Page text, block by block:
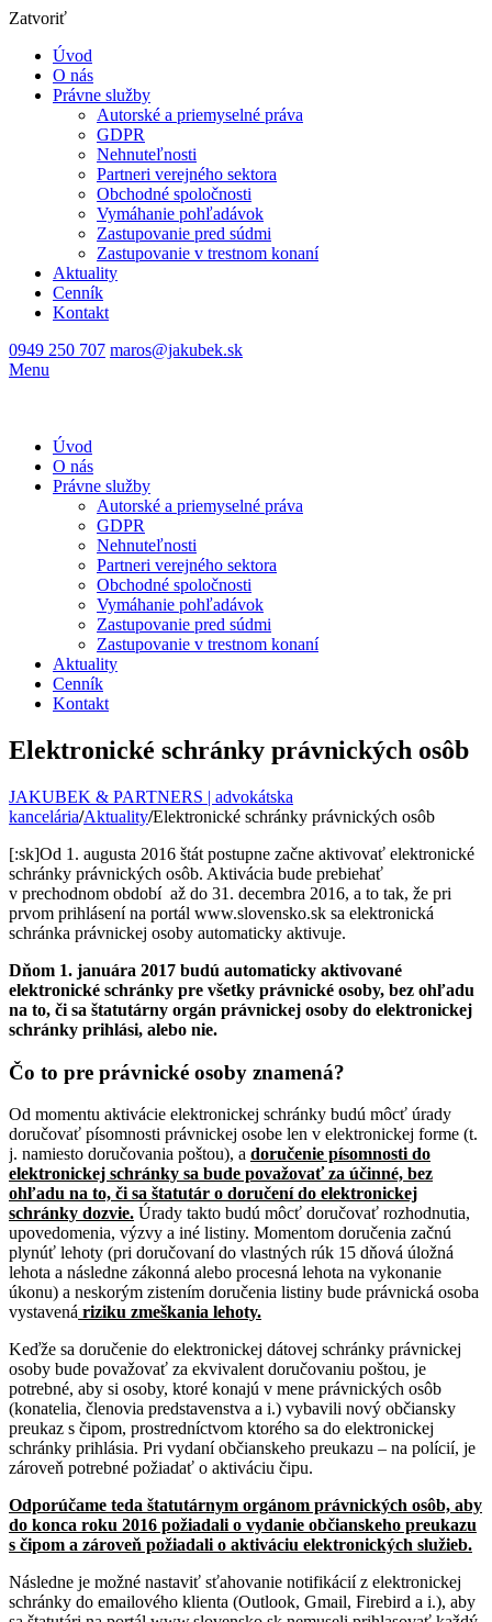
Zatvoriť
Úvod
O nás
Právne služby
Autorské a priemyselné práva
GDPR
Nehnuteľnosti
Partneri verejného sektora
Obchodné spoločnosti
Vymáhanie pohľadávok
Zastupovanie pred súdmi
Zastupovanie v trestnom konaní
Aktuality
Cenník
Kontakt
0949 250 707 maros@jakubek.sk
Menu
Úvod
O nás
Právne služby
Autorské a priemyselné práva
GDPR
Nehnuteľnosti
Partneri verejného sektora
Obchodné spoločnosti
Vymáhanie pohľadávok
Zastupovanie pred súdmi
Zastupovanie v trestnom konaní
Aktuality
Cenník
Kontakt
Elektronické schránky právnických osôb
JAKUBEK & PARTNERS | advokátska
kancelária/Aktuality/Elektronické schránky právnických osôb
[:sk]Od 1. augusta 2016 štát postupne začne aktivovať elektronické
schránky právnických osôb. Aktivácia bude prebiehať
v prechodnom období až do 31. decembra 2016, a to tak, že pri
prvom prihlásení na portál www.slovensko.sk sa elektronická
schránka právnickej osoby automaticky aktivuje.
Dňom 1. januára 2017 budú automaticky aktivované
elektronické schránky pre všetky právnické osoby, bez ohľadu
na to, či sa štatutárny orgán právnickej osoby do elektronickej
schránky prihlási, alebo nie.
Čo to pre právnické osoby znamená?
Od momentu aktivácie elektronickej schránky budú môcť úrady
doručovať písomnosti právnickej osobe len v elektronickej forme (t.
j. namiesto doručovania poštou), a doručenie písomnosti do
elektronickej schránky sa bude považovať za účinné, bez
ohľadu na to, či sa štatutár o doručení do elektronickej
schránky dozvie. Úrady takto budú môcť doručovať rozhodnutia,
upovedomenia, výzvy a iné listiny. Momentom doručenia začnú
plynúť lehoty (pri doručovaní do vlastných rúk 15 dňová úložná
lehota a následne zákonná alebo procesná lehota na vykonanie
úkonu) a neskorým zistením doručenia listiny bude právnická osoba
vystavená riziku zmeškania lehoty.
Keďže sa doručenie do elektronickej dátovej schránky právnickej
osoby bude považovať za ekvivalent doručovaniu poštou, je
potrebné, aby si osoby, ktoré konajú v mene právnických osôb
(konatelia, členovia predstavenstva a i.) vybavili nový občiansky
preukaz s čipom, prostredníctvom ktorého sa do elektronickej
schránky prihlásia. Pri vydaní občianskeho preukazu – na polícií, je
zároveň potrebné požiadať o aktiváciu čipu.
Odporúčame teda štatutárnym orgánom právnických osôb, aby
do konca roku 2016 požiadali o vydanie občianskeho preukazu
s čipom a zároveň požiadali o aktiváciu elektronických služieb.
Následne je možné nastaviť sťahovanie notifikácií z elektronickej
schránky do emailového klienta (Outlook, Gmail, Firebird a i.), aby